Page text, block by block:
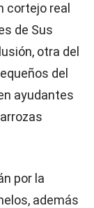
cortejo real
de Sus
otra del
del
ayudantes
por la
además